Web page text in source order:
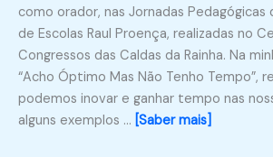
como orador, nas Jornadas
de Escolas Raul Proença, realizadas no
Congressos das Caldas da Rainha. Na
“Acho Óptimo Mas Não Tenho Tempo”,
podemos inovar e ganhar tempo nas
alguns exemplos … [Saber mais]